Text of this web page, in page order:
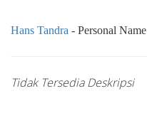
Hans Tandra - Personal Name
Tidak Tersedia Deskripsi